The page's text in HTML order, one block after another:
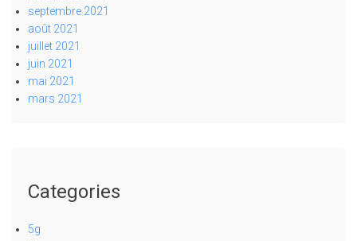
septembre 2021
août 2021
juillet 2021
juin 2021
mai 2021
mars 2021
Categories
5g